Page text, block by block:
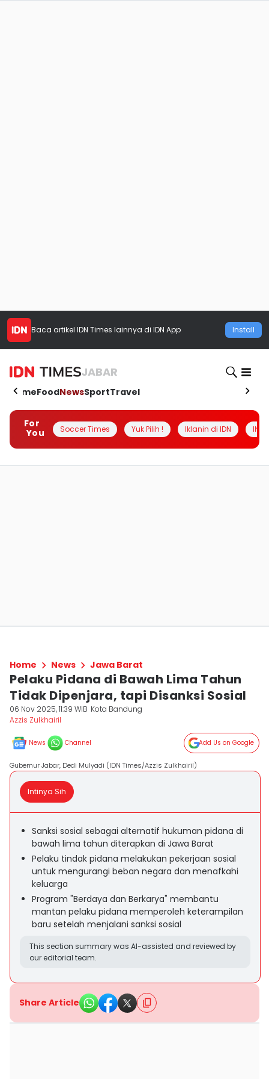
Baca artikel IDN Times lainnya di IDN App Install
JABAR
HomeFoodNewsSportTravel
For
You
Soccer Times Yuk Pilih ! Iklanin di IDN
Home News Jawa Barat
Pelaku Pidana di Bawah Lima Tahun
Tidak Dipenjara, tapi Disanksi Sosial
06 Nov 2025, 11:39 WIB Kota Bandung
Azzis Zulkhairil
News Channel Add Us on Google
Gubernur Jabar, Dedi Mulyadi (IDN Times/Azzis Zulkhairil)
Intinya Sih
Sanksi sosial sebagai alternatif hukuman pidana di
bawah lima tahun diterapkan di Jawa Barat
Pelaku tindak pidana melakukan pekerjaan sosial
untuk mengurangi beban negara dan menafkahi
keluarga
Program "Berdaya dan Berkarya" membantu
mantan pelaku pidana memperoleh keterampilan
baru setelah menjalani sanksi sosial
This section summary was AI-assisted and reviewed by
our editorial team.
Share Article